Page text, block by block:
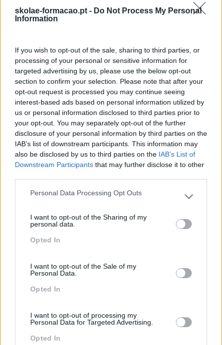
skolae-formacao.pt - Do Not Process My Personal
Information
If you wish to opt-out of the sale, sharing to third parties, or
processing of your personal or sensitive information for
targeted advertising by us, please use the below opt-out
section to confirm your selection. Please note that after your
opt-out request is processed you may continue seeing
interest-based ads based on personal information utilized by
us or personal information disclosed to third parties prior to
your opt-out. You may separately opt-out of the further
disclosure of your personal information by third parties on the
IAB’s list of downstream participants. This information may
also be disclosed by us to third parties on the IAB’s List of
Downstream Participants that may further disclose it to other
Please note that this website/app uses one or more Google
not limited to your visit or usage behaviour. You may click to
grant or deny consent to Google and its third-party tags to
use your data for below specified purposes in below Google
Personal Data Processing Opt Outs
I want to opt-out of the Sharing of my
personal data.
Opted In
I want to opt-out of the Sale of my
Personal Data.
Opted In
I want to opt-out of processing my
Personal Data for Targeted Advertising.
Opted In
Liderança
Perspetivas
Pessoas
PORTO RH MEETING
Recursos Humanos
Sem Categoria
Sustentabilidade
Team Building
Vendas E Negociação
Recentes
Feedback fora do
Como usar a escuta